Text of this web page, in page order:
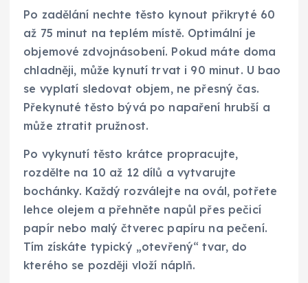
Po zadělání nechte těsto kynout přikryté 60
až 75 minut na teplém místě. Optimální je
objemové zdvojnásobení. Pokud máte doma
chladněji, může kynutí trvat i 90 minut. U bao
se vyplatí sledovat objem, ne přesný čas.
Překynuté těsto bývá po napaření hrubší a
může ztratit pružnost.
Po vykynutí těsto krátce propracujte,
rozdělte na 10 až 12 dílů a vytvarujte
bochánky. Každý rozválejte na ovál, potřete
lehce olejem a přehněte napůl přes pečicí
papír nebo malý čtverec papíru na pečení.
Tím získáte typický „otevřený“ tvar, do
kterého se později vloží náplň.